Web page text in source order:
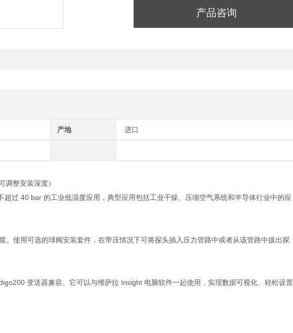
产品咨询
产地 进口
整安装深度）
过 40 bar 的工业低湿度应用，典型应用包括工业干燥、压缩空气系统和半导体行业中的应
使用可选的球阀安装套件，在带压情况下可将探头插入压力管路中或者从该管路中拔出探
变送器兼容。它可以与维萨拉 Insight 电脑软件一起使用，实现数据可视化、轻松设置